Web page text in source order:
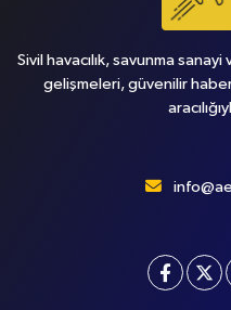
Sivil havacılık, savunma
gelişmeleri, güvenilir